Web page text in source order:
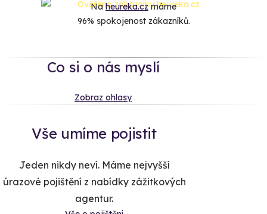
Naheureka.czmáme
96% spokojenost zákazníků.
Co si o nás myslí
Zobraz ohlasy
Vše umíme pojistit
Jeden nikdy neví. Máme nejvyšší
úrazové pojištění z nabídky zážitkových
agentur.